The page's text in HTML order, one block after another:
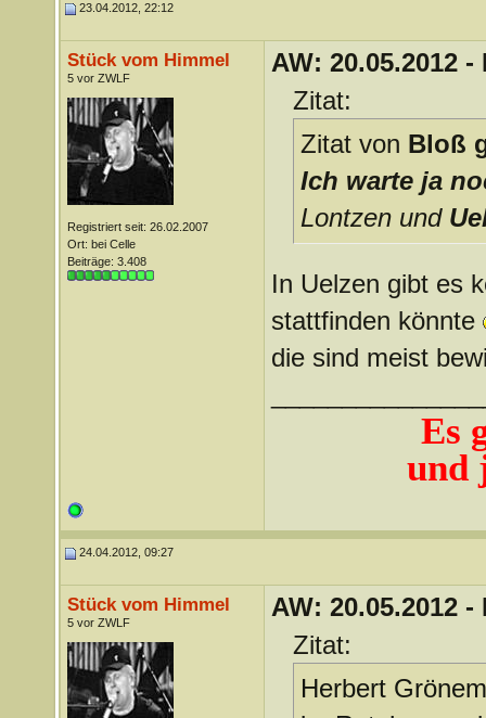
23.04.2012, 22:12
Stück vom Himmel
5 vor ZWLF
Registriert seit: 26.02.2007
Ort: bei Celle
Beiträge: 3.408
AW: 20.05.2012
Zitat:
Zitat von Bloß
Ich warte ja
Lontzen und
In Uelzen gibt es
stattfinden könnte
die sind meist
Es
und
24.04.2012, 09:27
Stück vom Himmel
5 vor ZWLF
AW: 20.05.2012
Zitat:
Herbert